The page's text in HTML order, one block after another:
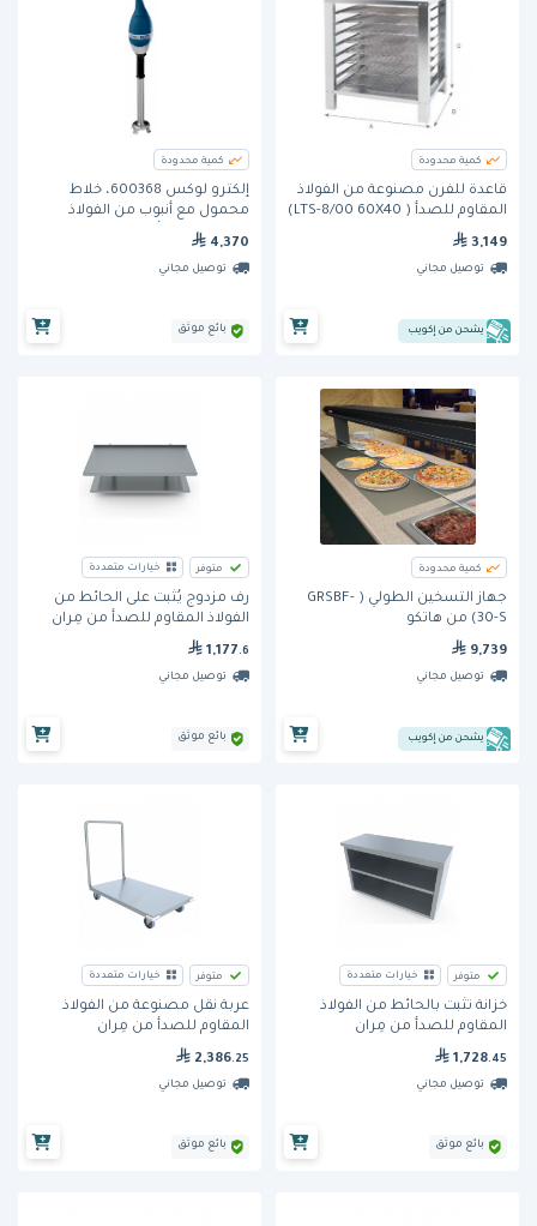
كمية محدودة
قاعدة للفرن مصنوعة من الفولاذ
المقاوم للصدأ ( LTS-8/00 60X40)
من سالفا
3,149
توصيل مجاني
يشحن من إكويب
كمية محدودة
إلكترو لوكس 600368، خلاط
محمول مع أنبوب من الفولاذ
المقاوم للصدأ، 453 ملم
4,370
توصيل مجاني
بائع موثق
كمية محدودة
جهاز التسخين الطولي ( GRSBF-
30-S) من هاتكو
9,739
توصيل مجاني
يشحن من إكويب
متوفر خيارات متعددة
رف مزدوج يُثبت على الحائط من
الفولاذ المقاوم للصدأ من مِران
1,177 .6
توصيل مجاني
بائع موثق
متوفر خيارات متعددة
خزانة تثبت بالحائط من الفولاذ
المقاوم للصدأ من مِران
1,728.45
توصيل مجاني
بائع موثق
متوفر خيارات متعددة
عربة نقل مصنوعة من الفولاذ
المقاوم للصدأ من مِران
2,386.25
توصيل مجاني
بائع موثق